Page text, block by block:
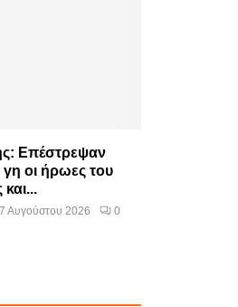
Επέστρεψαν
οι ήρωες του
7 Αυγούστου 2026 0